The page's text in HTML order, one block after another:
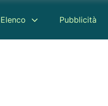
Elenco Pubblicità